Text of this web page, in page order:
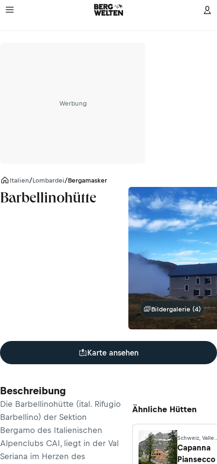
Werbung
Italien/Lombardei/Bergamasker Alpen
Barbellinohütte
Bildergalerie (4)
Karte ansehen
Beschreibung
Die Barbellinohütte (ital. Rifugio
Barbellino) der Sektion
Bergamo des Italienischen
Alpenclubs CAI, liegt in der Val
Seriana im Herzen des
Ähnliche Hütten
Schweiz, Valle
Bedretto
Capanna
Piansecco